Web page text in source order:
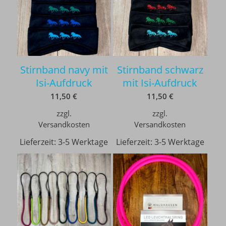
Stirnband navy mit
Isi-Aufdruck
11,50€
zzgl.
Versandkosten
Lieferzeit:3-5 Werktage
Stirnband schwarz
mit Isi-Aufdruck
11,50 €
zzgl.
Versandkosten
Lieferzeit: 3-5 Werktage